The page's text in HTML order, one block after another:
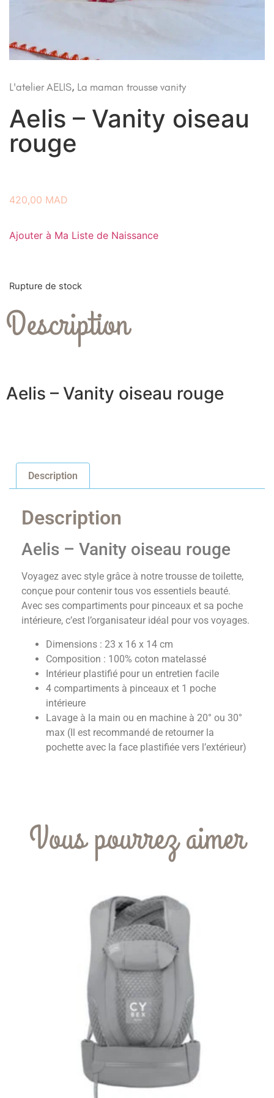
L'atelier AELIS, La maman trousse vanity
Aelis – Vanity oiseau
rouge
420,00 MAD
Ajouter à Ma Liste de Naissance
Rupture de stock
Description
Aelis – Vanity oiseau rouge
Description
Description
Aelis – Vanity oiseau rouge
Voyagez avec style grâce à notre trousse de toilette,
conçue pour contenir tous vos essentiels beauté.
Avec ses compartiments pour pinceaux et sa poche
intérieure, c’est l’organisateur idéal pour vos voyages.
Dimensions : 23 x 16 x 14 cm
Composition : 100% coton matelassé
Intérieur plastifié pour un entretien facile
4 compartiments à pinceaux et 1 poche
intérieure
Lavage à la main ou en machine à 20° ou 30°
max (Il est recommandé de retourner la
pochette avec la face plastifiée vers l’extérieur)
Vous pourrez aimer